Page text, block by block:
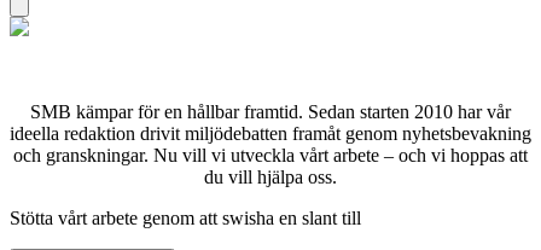
SMB kämpar för en hållbar framtid. Sedan starten 2010 har vår
ideella redaktion drivit miljödebatten framåt genom nyhetsbevakning
och granskningar. Nu vill vi utveckla vårt arbete – och vi hoppas att
du vill hjälpa oss.
Stötta vårt arbete genom att swisha en slant till